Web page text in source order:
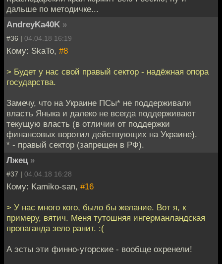
дальше по методичке...
AndreyKa40K »
#36 | 04.04.18 16:19
Кому: SkaTo, #8
> Будет у нас свой правый сектор - надёжная опора
государства.
Замечу, что на Украине ПСы* не поддерживали
власть Яныка и далеко не всегда поддерживают
текущую власть (в отличии от поддержки
финансовых воротил действующих на Украине).
* - правый сектор (запрещен в РФ).
Лжец »
#37 | 04.04.18 16:28
Кому: Kamiko-san, #16
> У нас много кого, было бы желание. Вот я, к
примеру, вятич. Меня тутошняя ингерманландская
пропаганда зело ранит. :(
А эсты эти финно-угорские - вообще охренели!